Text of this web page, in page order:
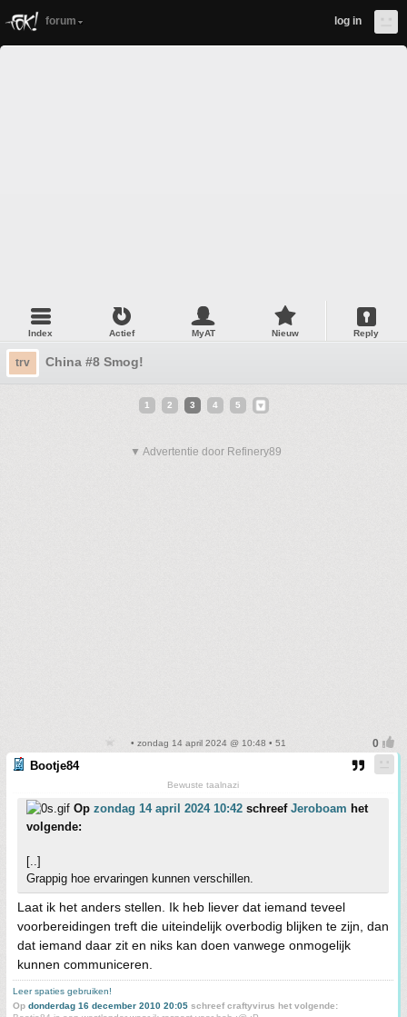
forum log in
Index Actief MyAT Nieuw Reply
trv China #8 Smog!
1 2 3 4 5
▼ Advertentie door Refinery89
• zondag 14 april 2024 @ 10:48 • 51
Bootje84
Bewuste taalnazi
Op zondag 14 april 2024 10:42 schreef Jeroboam het
volgende:
[..]
Grappig hoe ervaringen kunnen verschillen.
Laat ik het anders stellen. Ik heb liever dat iemand teveel
voorbereidingen treft die uiteindelijk overbodig blijken te zijn, dan
dat iemand daar zit en niks kan doen vanwege onmogelijk
kunnen communiceren.
Leer spaties gebruiken!
Op donderdag 16 december 2010 20:05 schreef craftyvirus het volgende: